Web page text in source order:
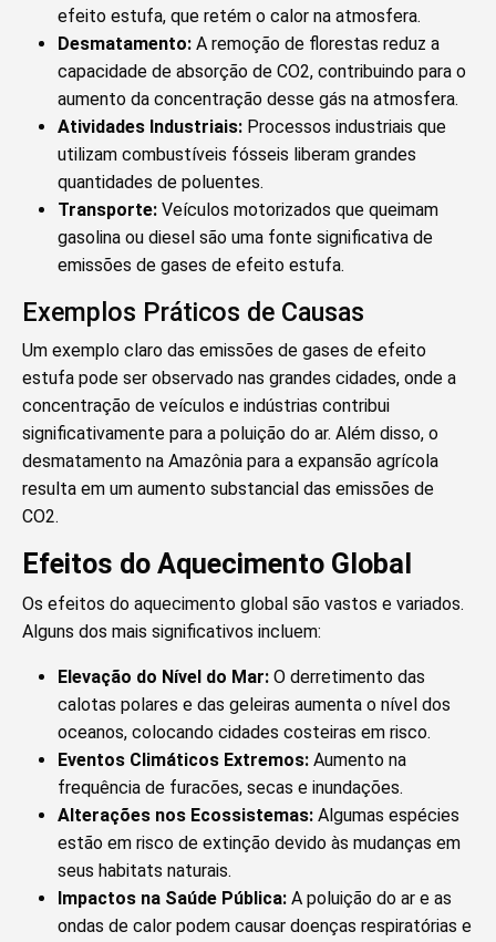
efeito estufa, que retém o calor na atmosfera.
Desmatamento: A remoção de florestas reduz a
capacidade de absorção de CO2, contribuindo para o
aumento da concentração desse gás na atmosfera.
Atividades Industriais: Processos industriais que
utilizam combustíveis fósseis liberam grandes
quantidades de poluentes.
Transporte: Veículos motorizados que queimam
gasolina ou diesel são uma fonte significativa de
emissões de gases de efeito estufa.
Exemplos Práticos de Causas
Um exemplo claro das emissões de gases de efeito
estufa pode ser observado nas grandes cidades, onde a
concentração de veículos e indústrias contribui
significativamente para a poluição do ar. Além disso, o
desmatamento na Amazônia para a expansão agrícola
resulta em um aumento substancial das emissões de
CO2.
Efeitos do Aquecimento Global
Os efeitos do aquecimento global são vastos e variados.
Alguns dos mais significativos incluem:
Elevação do Nível do Mar: O derretimento das
calotas polares e das geleiras aumenta o nível dos
oceanos, colocando cidades costeiras em risco.
Eventos Climáticos Extremos: Aumento na
frequência de furacões, secas e inundações.
Alterações nos Ecossistemas: Algumas espécies
estão em risco de extinção devido às mudanças em
seus habitats naturais.
Impactos na Saúde Pública: A poluição do ar e as
ondas de calor podem causar doenças respiratórias e